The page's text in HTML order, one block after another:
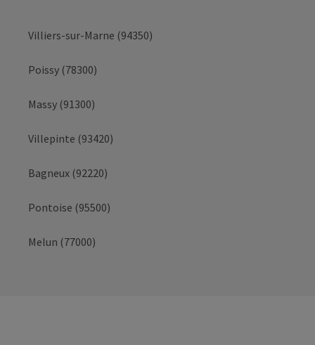
Villiers-sur-Marne (94350)
Poissy (78300)
Massy (91300)
Villepinte (93420)
Bagneux (92220)
Pontoise (95500)
Melun (77000)